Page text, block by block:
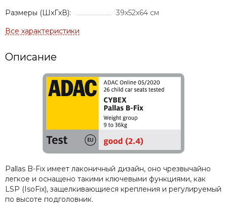
Размеры (ШxГxВ):
39x52x64 см
Описание
Pallas B-Fix имеет лаконичный дизайн, оно чрезвычайно
легкое и оснащено такими ключевыми функциями, как
LSP (IsoFix), защелкивающиеся крепления и регулируемый
по высоте подголовник.